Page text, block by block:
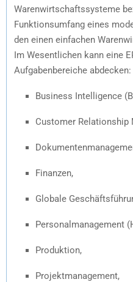
Warenwirtschaftssysteme
Funktionsumfang eines
den einen einfachen
Im Wesentlichen kann eine
Aufgabenbereiche abdecken:
Business Intelligence
Customer Relationship
Finanzen,
Globale
Personalmanagement
Produktion,
Projektmanagement,